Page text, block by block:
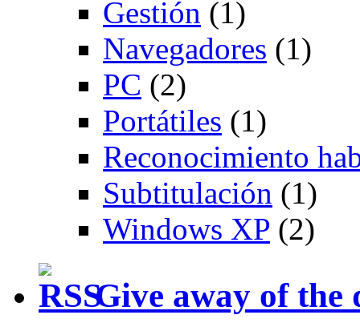
Gestión (1)
Navegadores (1)
PC (2)
Portátiles (1)
Reconocimiento
Subtitulación (1)
Windows XP (2)
Give away of the